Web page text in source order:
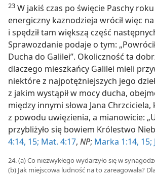
23 W jakiś czas po święcie Paschy roku
energiczny kaznodzieja wrócił więc
i spędził tam większą część
Sprawozdanie podaje o tym:
Ducha do Galilei”. Okoliczność ta
dlaczego mieszkańcy Galilei mieli
niektóre z najpotężniejszych jego
z jakim wystąpił w mocy ducha,
między innymi słowa Jana Chrzciciela,
z powodu uwięzienia, a mianowicie:
przybliżyło się bowiem Królestwo
4:14, 15; Mat. 4:17, NP; Marka 1:14, 15;
24. (a) Co niezwykłego wydarzyło się w
(b) Jak miejscowa ludność na to zareagowała?